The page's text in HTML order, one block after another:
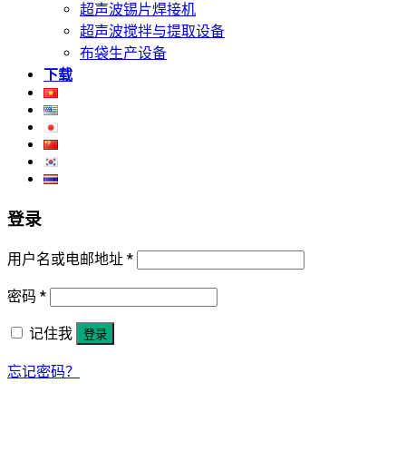
超声波锡片焊接机
超声波搅拌与提取设备
布袋生产设备
下载
登录
用户名或电邮地址 *
密码 *
记住我 登录
忘记密码？